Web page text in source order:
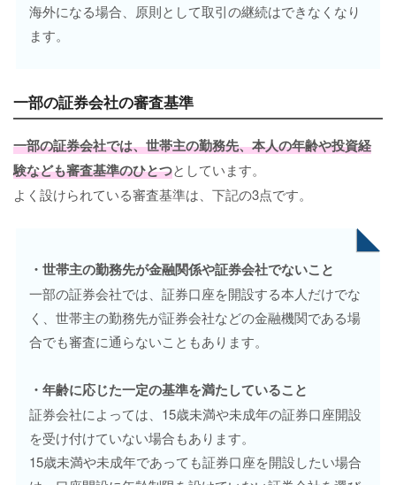
海外になる場合、原則として取引の継続はできなくなり
ます。
一部の証券会社の審査基準
一部の証券会社では、世帯主の勤務先、本人の年齢や投資経
験なども審査基準のひとつとしています。
よく設けられている審査基準は、下記の3点です。
・世帯主の勤務先が金融関係や証券会社でないこと
一部の証券会社では、証券口座を開設する本人だけでな
く、世帯主の勤務先が証券会社などの金融機関である場
合でも審査に通らないこともあります。
・年齢に応じた一定の基準を満たしていること
証券会社によっては、15歳未満や未成年の証券口座開設
を受け付けていない場合もあります。
15歳未満や未成年であっても証券口座を開設したい場合